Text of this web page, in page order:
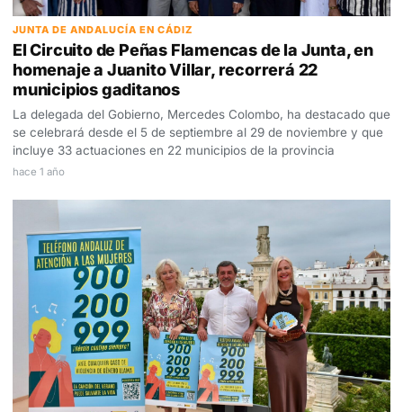
JUNTA DE ANDALUCÍA EN CÁDIZ
El Circuito de Peñas Flamencas de la Junta, en
homenaje a Juanito Villar, recorrerá 22
municipios gaditanos
La delegada del Gobierno, Mercedes Colombo, ha destacado que
se celebrará desde el 5 de septiembre al 29 de noviembre y que
incluye 33 actuaciones en 22 municipios de la provincia
hace 1 año